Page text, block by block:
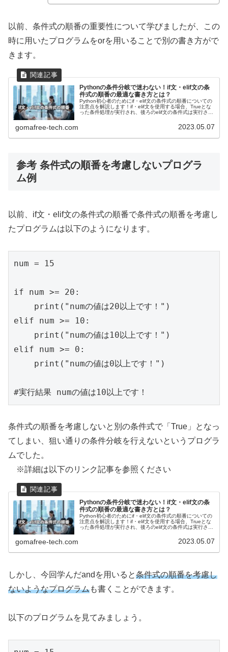
以前、条件式の順番の重要性について学びましたが、この
時に用いたプログラムをorを用いることで別の書き方がで
きます。
Pythonの条件分岐で迷わない！if文・elif文の条
件式の順番の最適な書き方とは？
Python初心者のためにif・elif文の条件式の順番についての
注意点を解説します！if・elif文を使用する場合、Trueとな
った条件処理が実行され、後ろのelif文の条件式は実行され
式がTrueとなる順番に注目すべき理由を解説します！
gomafree-tech.com 2023.05.07
参考 条件式の順番を考慮しないプログラ
ム例
以前、if文・elif文の条件式の順番で条件式の順番を考慮し
たプログラムは以下のようになります。
num = 15
if num >= 20:
    print("numの値は20以上です！")
elif num >= 10:
    print("numの値は10以上です！")
elif num >= 0:
    print("numの値は0以上です！")
#実行結果 numの値は10以上です！
条件式の順番を考慮しないと別の条件式で「True」となっ
てしまい、狙い通りの条件分岐を行えないというプログラ
ムでした。
※詳細は以下のリンク記事を参照ください
Pythonの条件分岐で迷わない！if文・elif文の条
件式の順番の最適な書き方とは？
Python初心者のためにif・elif文の条件式の順番についての
注意点を解説します！if・elif文を使用する場合、Trueとな
った条件処理が実行され、後ろのelif文の条件式は実行され
式がTrueとなる順番に注目すべき理由を解説します！
gomafree-tech.com 2023.05.07
しかし、今回学んだandを用いると条件式の順番を考慮し
ないようなプログラムも書くことができます。
以下のプログラムを見てみましょう。